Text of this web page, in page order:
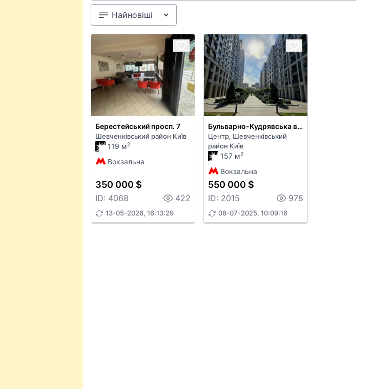
Берестейський просп. 7
Шевченківський район Київ
119 м2
Вокзальна
350 000 $
ID: 4068 422
13-05-2026, 16:13:29
Бульварно-Кудрявська вул.
Центр, Шевченківський
район Київ
157 м2
Вокзальна
550 000 $
ID: 2015 978
08-07-2025, 10:09:16